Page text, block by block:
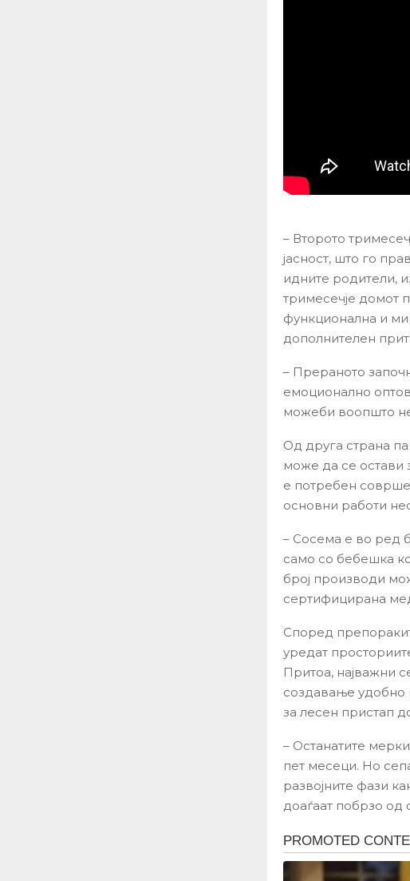
– Второто
јасност, што го
идните родители,
тримесечје домот
функционална и
дополнителен
– Прераното
емоционално
можеби воопшто
Од друга страна
може да се остави
е потребен
основни работи
– Сосема е во ред
само со бебешка
број производи
сертифицирана
Според
уредат
Притоа, најважни
создавање удобно
за лесен пристап
– Останатите
пет месеци. Но
развојните фази
доаѓаат побрзо од